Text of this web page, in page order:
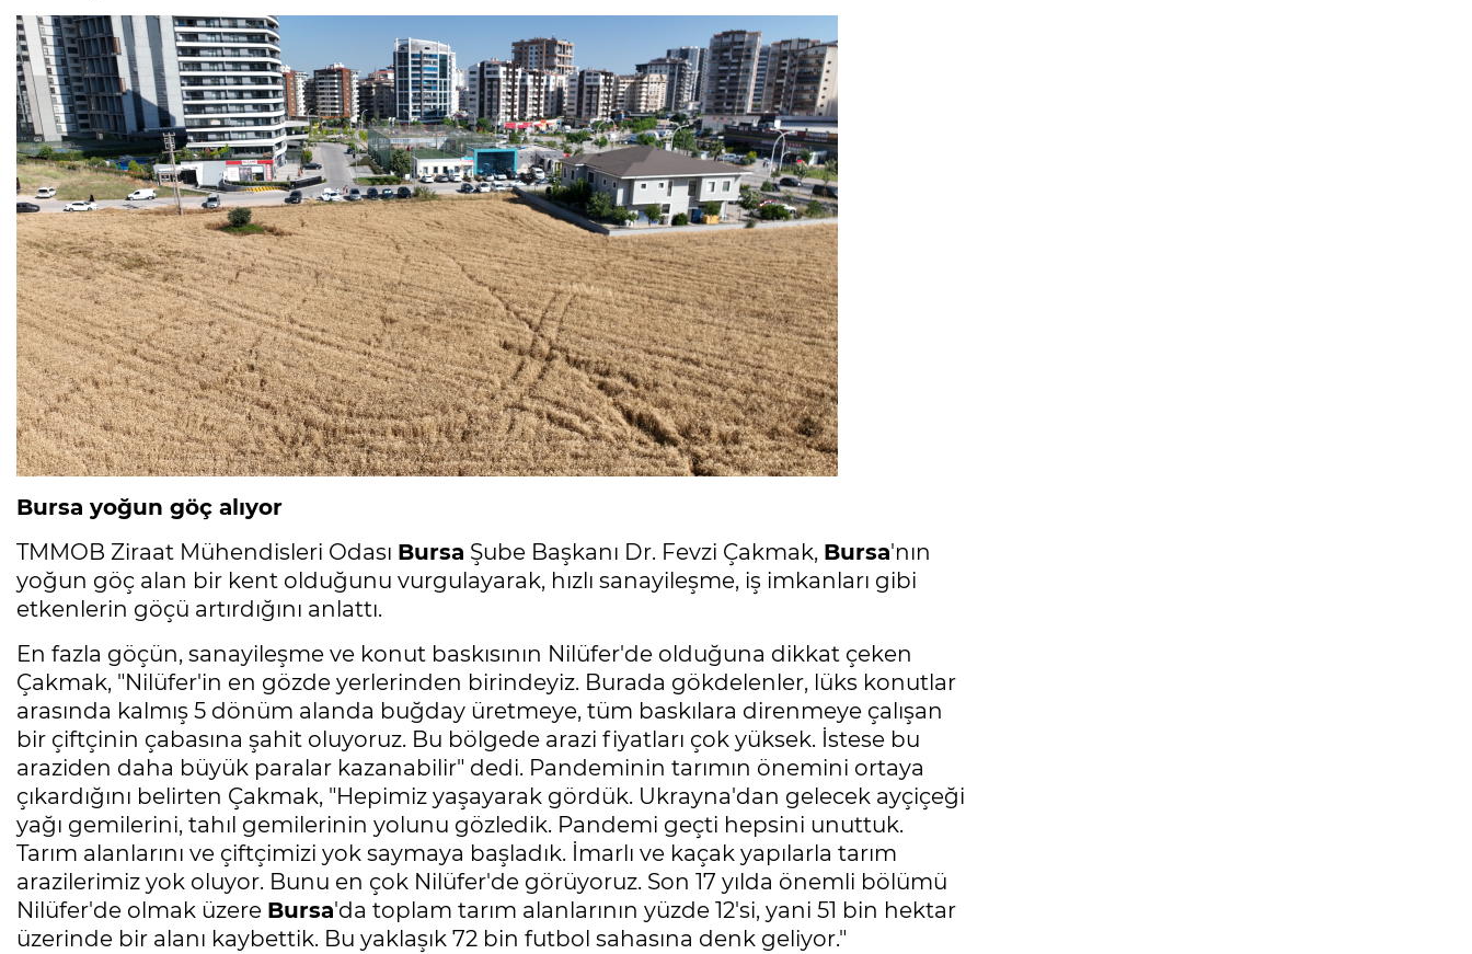
Bursa yoğun göç alıyor
TMMOB Ziraat Mühendisleri Odası Bursa Şube Başkanı Dr. Fevzi Çakmak, Bursa'nın
yoğun göç alan bir kent olduğunu vurgulayarak, hızlı sanayileşme, iş imkanları gibi
etkenlerin göçü artırdığını anlattı.
En fazla göçün, sanayileşme ve konut baskısının Nilüfer'de olduğuna dikkat çeken
Çakmak, "Nilüfer'in en gözde yerlerinden birindeyiz. Burada gökdelenler, lüks konutlar
arasında kalmış 5 dönüm alanda buğday üretmeye, tüm baskılara direnmeye çalışan
bir çiftçinin çabasına şahit oluyoruz. Bu bölgede arazi fiyatları çok yüksek. İstese bu
araziden daha büyük paralar kazanabilir" dedi. Pandeminin tarımın önemini ortaya
çıkardığını belirten Çakmak, "Hepimiz yaşayarak gördük. Ukrayna'dan gelecek ayçiçeği
yağı gemilerini, tahıl gemilerinin yolunu gözledik. Pandemi geçti hepsini unuttuk.
Tarım alanlarını ve çiftçimizi yok saymaya başladık. İmarlı ve kaçak yapılarla tarım
arazilerimiz yok oluyor. Bunu en çok Nilüfer'de görüyoruz. Son 17 yılda önemli bölümü
Nilüfer'de olmak üzere Bursa'da toplam tarım alanlarının yüzde 12'si, yani 51 bin hektar
üzerinde bir alanı kaybettik. Bu yaklaşık 72 bin futbol sahasına denk geliyor."